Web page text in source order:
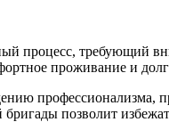
процесс, требующий
проживание и
профессионализма,
позволит